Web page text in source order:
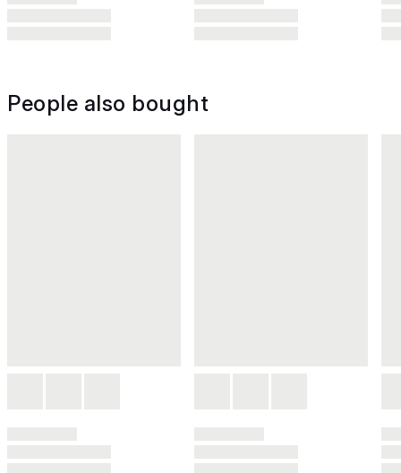
People also bought